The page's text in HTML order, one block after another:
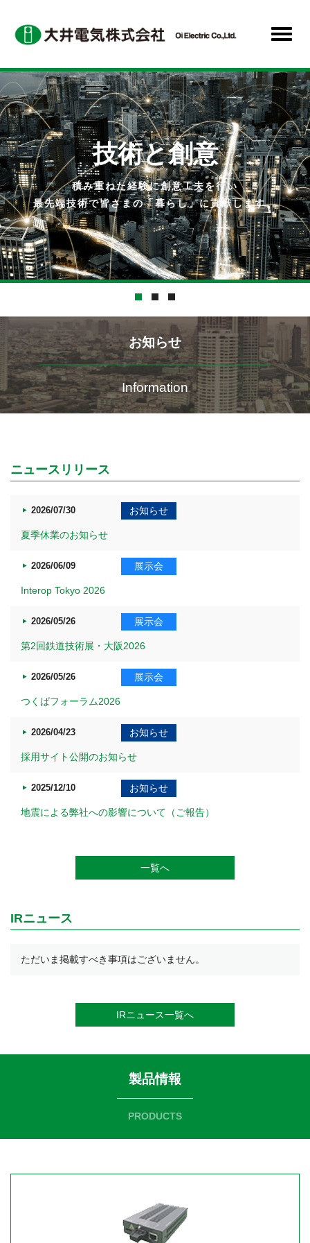
テ
ン
ツ
に
移
動
Toggle
‹ ›
技術と創意
積み重ねた経験に創意工夫を行い
最先端技術で皆さまの「暮らし」に貢献します。
お知らせ
Information
ニュースリリース
2026/07/30 お知らせ
夏季休業のお知らせ
2026/06/09 展示会
Interop Tokyo 2026
2026/05/26 展示会
第2回鉄道技術展・大阪2026
2026/05/26 展示会
つくばフォーラム2026
2026/04/23 お知らせ
採用サイト公開のお知らせ
2025/12/10 お知らせ
地震による弊社への影響について（ご報告）
一覧へ
IRニュース
ただいま掲載すべき事項はございません。
IRニュース一覧へ
製品情報
PRODUCTS